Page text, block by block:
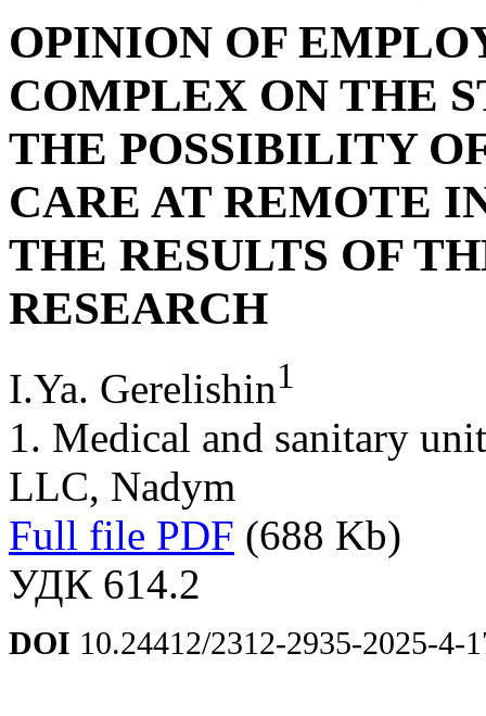
OPINION OF
COMPLEX ON THE
THE POSSIBILITY
CARE AT REMOTE
THE RESULTS OF
RESEARCH
I.Ya. Gerelishin1
1. Medical and sanitary
LLC, Nadym
Full file PDF (688 Kb)
УДК 614.2
DOI 10.24412/2312-2935-2025-4-